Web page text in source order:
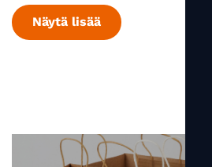
Näytä lisää